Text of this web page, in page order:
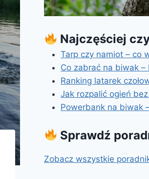
Najczęściej
Tarp czy namiot – co
Co zabrać na biwak –
Ranking latarek
Jak rozpalić ogień
Powerbank na biwak
Sprawdź
Zobacz wszystkie